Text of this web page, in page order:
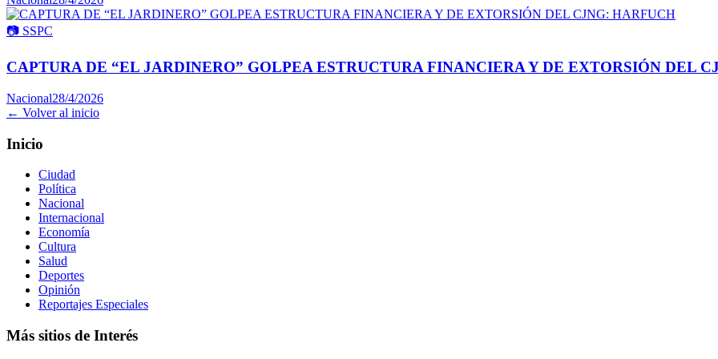
📷 SSPC
CAPTURA DE “EL JARDINERO” GOLPEA ESTRUCTURA FINANCIERA Y DE EXTORSIÓN DEL
Nacional28/4/2026
← Volver al inicio
Inicio
Ciudad
Política
Nacional
Internacional
Economía
Cultura
Salud
Deportes
Opinión
Reportajes Especiales
Más sitios de Interés